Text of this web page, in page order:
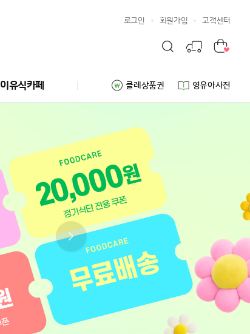
로그인 회원가입 고객센터
이유식카페 클레상품권 영유아사전